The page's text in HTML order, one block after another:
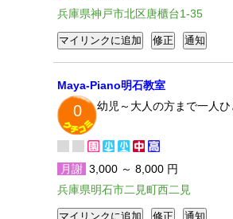
兵庫県神戸市北区唐櫃台1-35
Maya-Piano明石教室
0 幼児～大人の方まで一人
月謝 3,000 ～ 8,000 円
兵庫県明石市二見町西二見